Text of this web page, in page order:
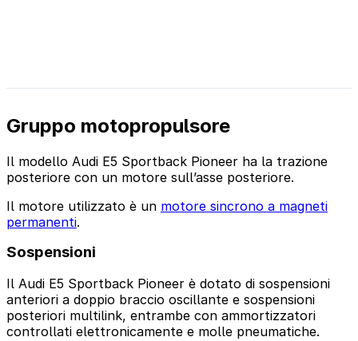
Gruppo motopropulsore
Il modello Audi E5 Sportback Pioneer ha la trazione
posteriore con un motore sull’asse posteriore.
Il motore utilizzato è un motore sincrono a magneti
permanenti.
Sospensioni
Il Audi E5 Sportback Pioneer è dotato di sospensioni
anteriori a doppio braccio oscillante e sospensioni
posteriori multilink, entrambe con ammortizzatori
controllati elettronicamente e molle pneumatiche.